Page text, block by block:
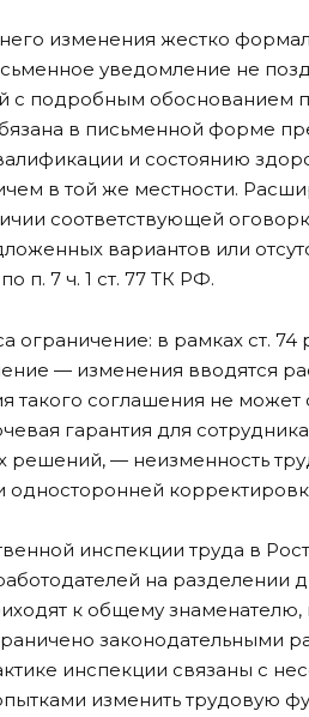
изменения жестко
уведомление не
с подробным обоснованием
в письменной форме
и состоянию
в той же местности.
соответствующей
вариантов или
п. 7 ч. 1 ст. 77 ТК РФ.
ограничение: в рамках ст. 74
— изменения вводятся
такого соглашения не
гарантия для
решений, — неизменность
односторонней
инспекции труда в
на разделении
к общему
законодательными
инспекции связаны с
изменить трудовую